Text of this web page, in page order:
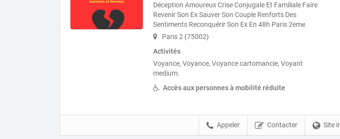
Déception Amoureux Crise Conjugale Et Familiale Faire
Revenir Son Ex Sauver Son Couple Renforts Des
Sentiments Reconquérir Son Ex En 48h Paris 2eme
Paris 2 (75002)
Activités
Voyance, Voyance, Voyance cartomancie, Voyant
medium.
Accès aux personnes à mobilité réduite
Site
Contacter
Appeler